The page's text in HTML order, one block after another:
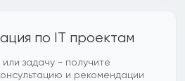
по IT проектам
задачу - получите
и рекомендации